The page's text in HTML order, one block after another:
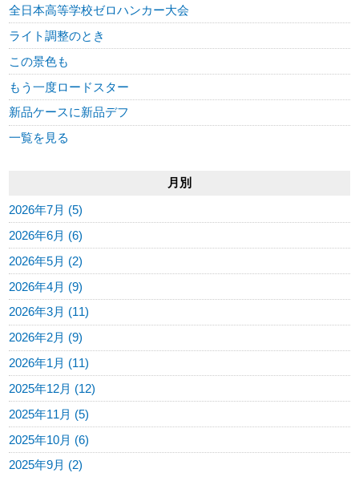
全日本高等学校ゼロハンカー大会
ライト調整のとき
この景色も
もう一度ロードスター
新品ケースに新品デフ
一覧を見る
月別
2026年7月 (5)
2026年6月 (6)
2026年5月 (2)
2026年4月 (9)
2026年3月 (11)
2026年2月 (9)
2026年1月 (11)
2025年12月 (12)
2025年11月 (5)
2025年10月 (6)
2025年9月 (2)